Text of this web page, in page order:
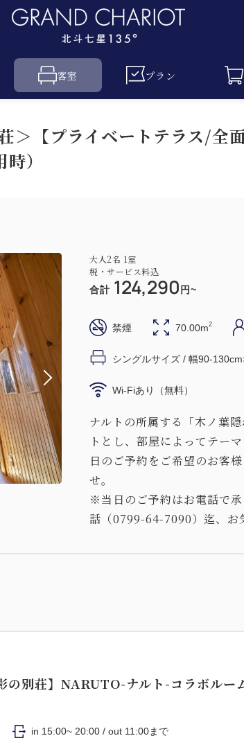
客室 プラン
＞【プライベートテラス/全
）
大人2名 1室
税・サービス料込
合計 124,290 円~
禁煙 70.00m2
シングルサイズ / 幅90-
Wi-Fiあり（無料）
ナルトの所属する「木ノ葉
トとし、部屋によってテー
日のご予約をご希望のお客
せ。
※当日のご予約はお電話で
話（0799-64-7090）迄、お
の別荘】NARUTO-ナルト-コラボルー
in 15:00~ 20:00 / out 11:00まで